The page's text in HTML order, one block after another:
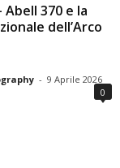
Abell 370 e la
dell’Arco
- 9 Aprile 2026
0